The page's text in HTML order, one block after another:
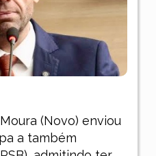
(Novo) enviou
a também